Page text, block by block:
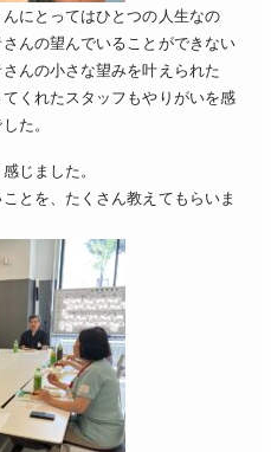
にとってはひとつの人生なの
んの望んでいることができない
んの小さな望みを叶えられた
くれたスタッフもやりがいを感
た。
じました。
とを、たくさん教えてもらいま